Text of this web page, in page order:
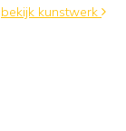
bekijk kunstwerk